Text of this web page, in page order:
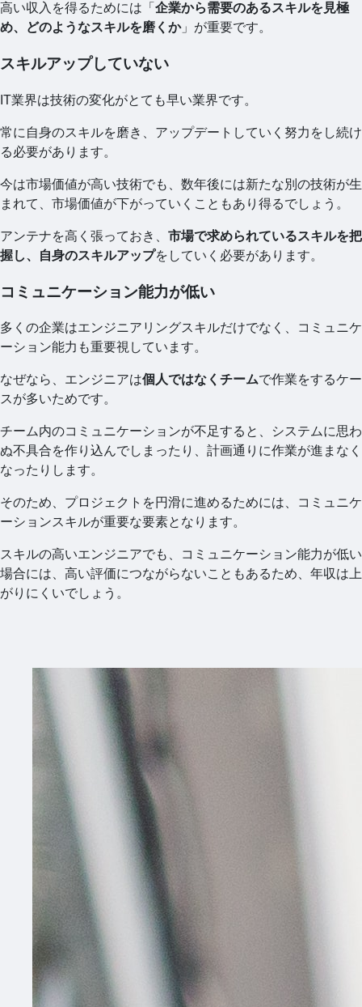
高い収入を得るためには「 企業から需要のあるスキルを見極
め、どのようなスキルを磨くか」が重要です。
スキルアップしていない
IT業界は技術の変化がとても早い業界です。
常に自身のスキルを磨き、アップデートしていく努力をし続け
る必要があります。
今は市場価値が高い技術でも、数年後には新たな別の技術が生
まれて、市場価値が下がっていくこともあり得るでしょう。
アンテナを高く張っておき、 市場で求められているスキルを把
握し、自身のスキルアップをしていく必要があります。
コミュニケーション能力が低い
多くの企業はエンジニアリングスキルだけでなく、コミュニケ
ーション能力も重要視しています。
なぜなら、エンジニアは個人ではなくチームで作業をするケー
スが多いためです。
チーム内のコミュニケーションが不足すると、システムに思わ
ぬ不具合を作り込んでしまったり、計画通りに作業が進まなく
なったりします。
そのため、プロジェクトを円滑に進めるためには、コミュニケ
ーションスキルが重要な要素となります。
スキルの高いエンジニアでも、コミュニケーション能力が低い
場合には、高い評価につながらないこともあるため、年収は上
がりにくいでしょう。